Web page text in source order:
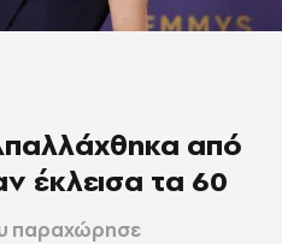
από
έκλεισα τα 60
παραχώρησε